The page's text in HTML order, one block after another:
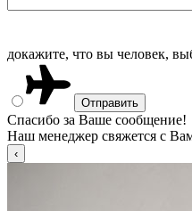
докажите, что вы человек,
Спасибо за Ваше сообщение!
Наш менеджер свяжется с